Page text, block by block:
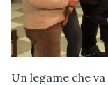
Un legame che